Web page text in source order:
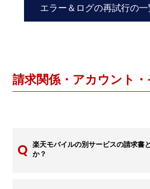
エラー＆ログの再試行の一
請求関係・アカウント
楽天モバイルの別サービスの請求書
か？